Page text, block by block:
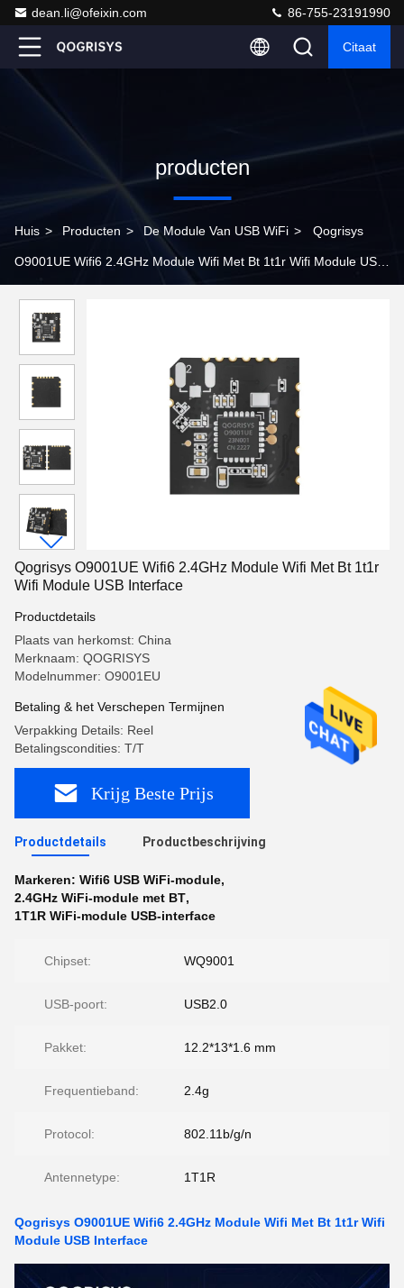
dean.li@ofeixin.com 86-755-23191990
Citaat
producten
Huis > Producten > De Module Van USB WiFi > Qogrisys
O9001UE Wifi6 2.4GHz Module Wifi Met Bt 1t1r Wifi Module USB
Qogrisys O9001UE Wifi6 2.4GHz Module Wifi Met Bt 1t1r
Wifi Module USB Interface
Productdetails
Plaats van herkomst: China
Merknaam: QOGRISYS
Modelnummer: O9001EU
Betaling & het Verschepen Termijnen
Verpakking Details: Reel
Betalingscondities: T/T
Krijg Beste Prijs
Productdetails Productbeschrijving
Markeren: Wifi6 USB WiFi-module,
2.4GHz WiFi-module met BT,
1T1R WiFi-module USB-interface
Chipset: WQ9001
USB-poort: USB2.0
Pakket: 12.2*13*1.6 mm
Frequentieband: 2.4g
Protocol: 802.11b/g/n
Antennetype: 1T1R
Qogrisys O9001UE Wifi6 2.4GHz Module Wifi Met Bt 1t1r Wifi
Module USB Interface